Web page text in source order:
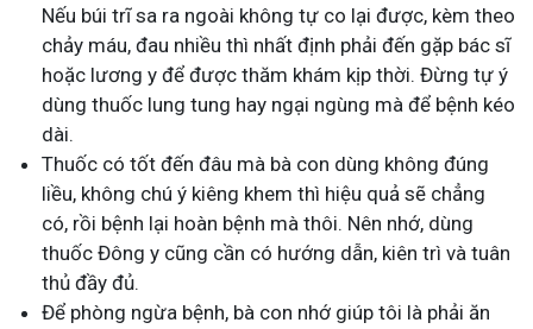
Nếu búi trĩ sa ra ngoài không tự co lại được, kèm theo
chảy máu, đau nhiều thì nhất định phải đến gặp bác sĩ
hoặc lương y để được thăm khám kịp thời. Đừng tự ý
dùng thuốc lung tung hay ngại ngùng mà để bệnh kéo
dài.
Thuốc có tốt đến đâu mà bà con dùng không đúng
liều, không chú ý kiêng khem thì hiệu quả sẽ chẳng
có, rồi bệnh lại hoàn bệnh mà thôi. Nên nhớ, dùng
thuốc Đông y cũng cần có hướng dẫn, kiên trì và tuân
thủ đầy đủ.
Để phòng ngừa bệnh, bà con nhớ giúp tôi là phải ăn